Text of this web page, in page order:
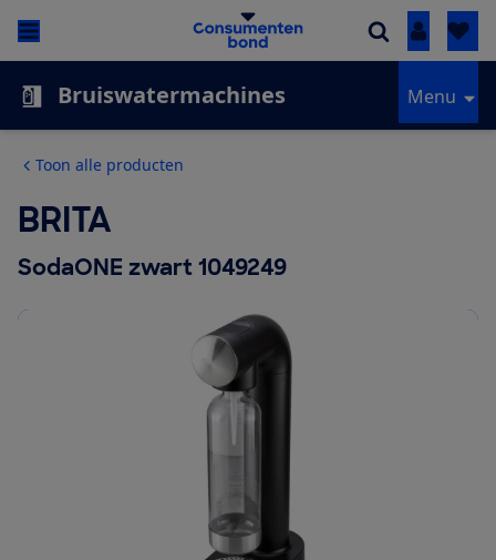
Inloggen
Bruiswatermachines Menu
Toon alle producten
BRITA
SodaONE zwart 1049249